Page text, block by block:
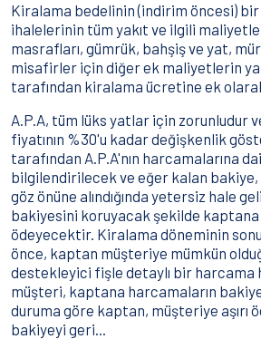
Kiralama bedelinin (indirim öncesi) bir
ihalelerinin tüm yakıt ve ilgili
masrafları, gümrük, bahşiş ve yat,
misafirler için diğer ek maliyetlerin
tarafından kiralama ücretine ek
A.P.A, tüm lüks yatlar için zorunludur
fiyatının %30'u kadar değişkenlik
tarafından A.P.A'nın harcamalarına
bilgilendirilecek ve eğer kalan
göz önüne alındığında yetersiz hale
bakiyesini koruyacak şekilde
ödeyecektir. Kiralama döneminin
önce, kaptan müşteriye mümkün
destekleyici fişle detaylı bir harcama
müşteri, kaptana harcamaların
duruma göre kaptan, müşteriye aşırı
bakiyeyi geri...